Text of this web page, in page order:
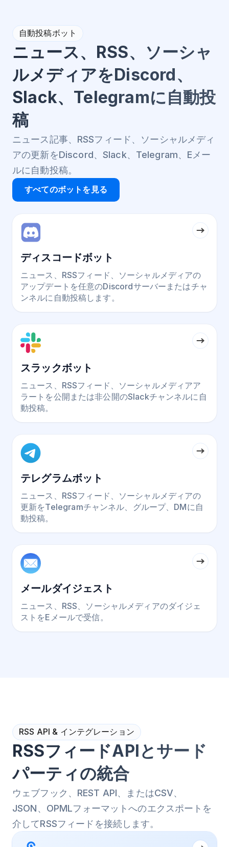
自動投稿ボット
ニュース、RSS、ソーシャ
ルメディアをDiscord、
Slack、Telegramに自動投
稿
ニュース記事、RSSフィード、ソーシャルメディ
アの更新をDiscord、Slack、Telegram、Eメー
ルに自動投稿。
すべてのボットを見る
ディスコードボット
ニュース、RSSフィード、ソーシャルメディアの
アップデートを任意のDiscordサーバーまたはチャ
ンネルに自動投稿します。
スラックボット
ニュース、RSSフィード、ソーシャルメディアア
ラートを公開または非公開のSlackチャンネルに自
動投稿。
テレグラムボット
ニュース、RSSフィード、ソーシャルメディアの
更新をTelegramチャンネル、グループ、DMに自
動投稿。
メールダイジェスト
ニュース、RSS、ソーシャルメディアのダイジェ
ストをEメールで受信。
RSS API & インテグレーション
RSSフィードAPIとサード
パーティの統合
ウェブフック、REST API、またはCSV、
JSON、OPMLフォーマットへのエクスポートを
介してRSSフィードを接続します。